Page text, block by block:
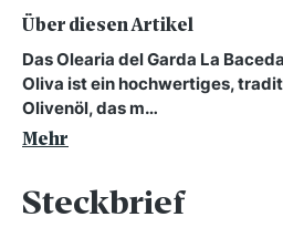
Über diesen Artikel
Das Olearia del Garda La
Oliva ist ein hochwertiges,
Olivenöl, das m…
Mehr
Steckbrief